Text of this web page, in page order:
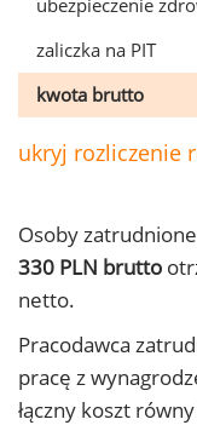
ubezpieczenie
zaliczka na PIT
kwota brutto
ukryj rozliczenie
Osoby
330 PLN brutto
netto.
Pracodawca
pracę z
łączny koszt